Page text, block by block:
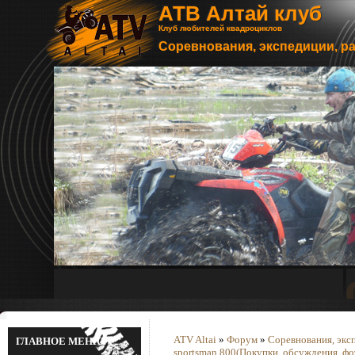
АТВ Алтай клуб
Клуб любителей квадроциклов
Соревнования, экспедиции,
ГЛАВНОЕ МЕНЮ ATV Altai » Форум » Соревнования,
sportsman 800(Покупки, обсуждения,